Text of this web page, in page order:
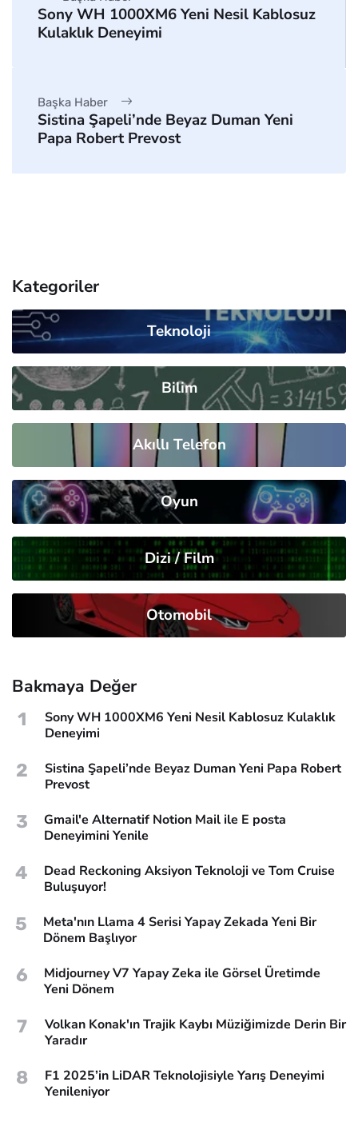
Sony WH 1000XM6 Yeni Nesil Kablosuz
Kulaklık Deneyimi
Başka Haber
Sistina Şapeli’nde Beyaz Duman Yeni
Papa Robert Prevost
Kategoriler
Teknoloji
Bilim
Akıllı Telefon
Oyun
Dizi / Film
Otomobil
Bakmaya Değer
1
Sony WH 1000XM6 Yeni Nesil Kablosuz Kulaklık
Deneyimi
2
Sistina Şapeli’nde Beyaz Duman Yeni Papa Robert
Prevost
3
Gmail'e Alternatif Notion Mail ile E posta
Deneyimini Yenile
4
Dead Reckoning Aksiyon Teknoloji ve Tom Cruise
Buluşuyor!
5
Meta'nın Llama 4 Serisi Yapay Zekada Yeni Bir
Dönem Başlıyor
6
Midjourney V7 Yapay Zeka ile Görsel Üretimde
Yeni Dönem
7
Volkan Konak'ın Trajik Kaybı Müziğimizde Derin Bir
Yaradır
8
F1 2025’in LiDAR Teknolojisiyle Yarış Deneyimi
Yenileniyor